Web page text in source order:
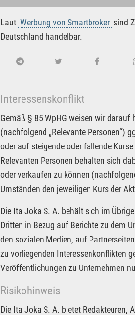
Laut Werbung von Smartbroker sind
Deutschland handelbar.
Interessenskonflikt
Gemäß § 85 WpHG weisen wir darauf
(nachfolgend „Relevante Personen“)
oder auf steigende oder fallende
Relevanten Personen behalten sich
oder verkaufen zu können
Umständen den jeweiligen Kurs der
Die Ita Joka S. A. behält sich im
Dritten in Bezug auf Berichte zu dem
den sozialen Medien, auf
zu vorliegenden Interessenkonflikten
Veröffentlichungen zu Unternehmen
Risikohinweis
Die Ita Joka S. A. bietet Redakteuren,